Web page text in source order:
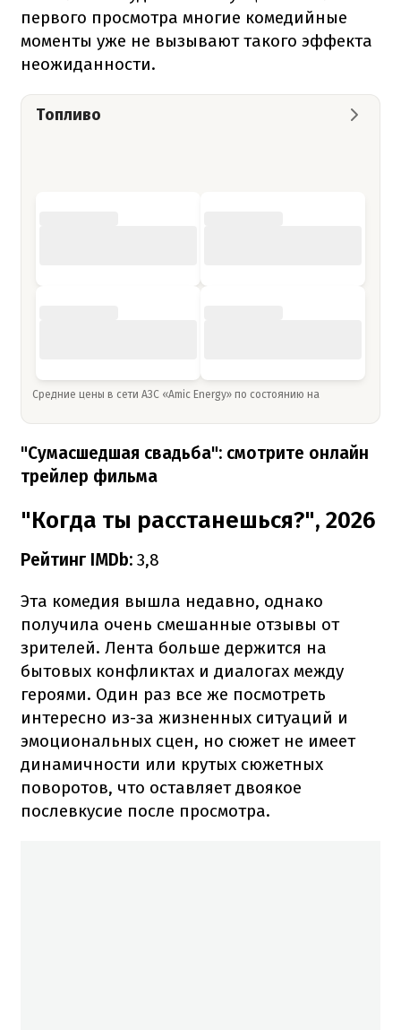
первого просмотра многие комедийные
моменты уже не вызывают такого эффекта
неожиданности.
Топливо
Средние цены в сети АЗС «Amic Energy» по состоянию на
"Сумасшедшая свадьба": смотрите онлайн
трейлер фильма
"Когда ты расстанешься?", 2026
Рейтинг IMDb: 3,8
Эта комедия вышла недавно, однако
получила очень смешанные отзывы от
зрителей. Лента больше держится на
бытовых конфликтах и диалогах между
героями. Один раз все же посмотреть
интересно из-за жизненных ситуаций и
эмоциональных сцен, но сюжет не имеет
динамичности или крутых сюжетных
поворотов, что оставляет двоякое
послевкусие после просмотра.